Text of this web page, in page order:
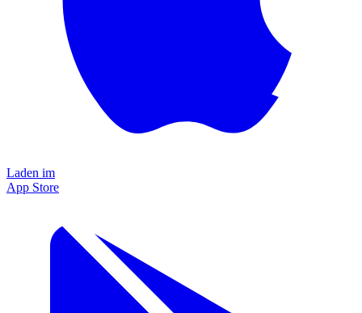
Laden im
App Store